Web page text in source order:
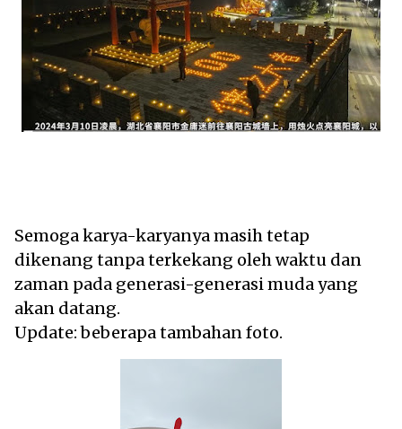
Semoga karya-karyanya masih tetap
dikenang tanpa terkekang oleh waktu dan
zaman pada generasi-generasi muda yang
akan datang.
Update: beberapa tambahan foto.